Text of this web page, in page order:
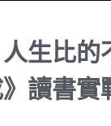
生比
讀書實